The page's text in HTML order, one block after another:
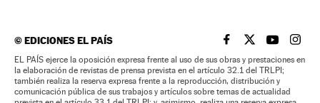
©EDICIONES EL PAÍS EL PAÍS BRASIL EN
EL PAÍSEL PAÍS
EL
EL PAÍS ejerce la oposición expresa frente al uso de sus obras y prestaciones en
la elaboración de revistas de prensa prevista en el artículo 32.1 del TRLPI;
también realiza la reserva expresa frente a la reproducción, distribución y
comunicación pública de sus trabajos y artículos sobre temas de actualidad